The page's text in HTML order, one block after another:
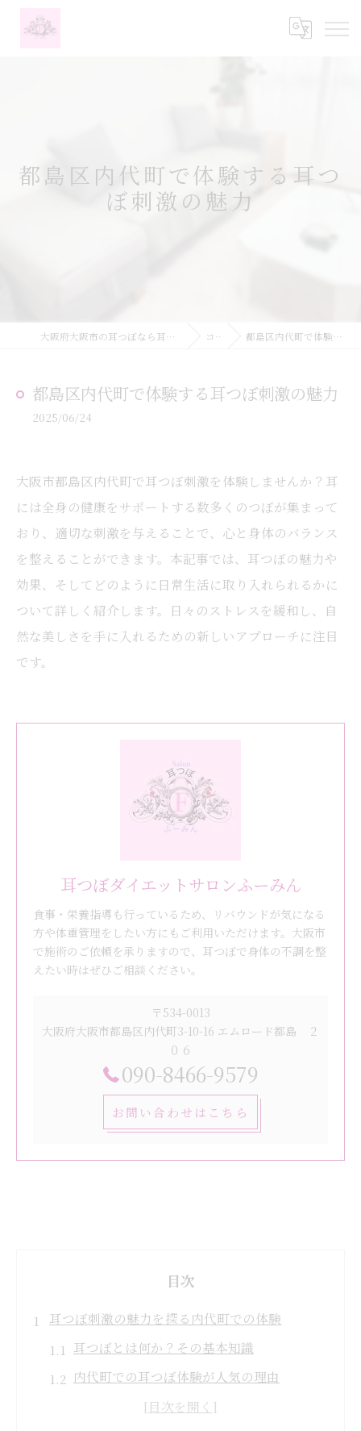
都島区内代町で体験する耳つ
ぼ刺激の魅力
大阪府大阪市の耳つぼなら耳つぼダイエットサロンふーみん コラム 都島区内代町で体験する耳つぼ刺激の魅力
都島区内代町で体験する耳つぼ刺激の魅力
2025/06/24
大阪市都島区内代町で耳つぼ刺激を体験しませんか？耳
には全身の健康をサポートする数多くのつぼが集まって
おり、適切な刺激を与えることで、心と身体のバランス
を整えることができます。本記事では、耳つぼの魅力や
効果、そしてどのように日常生活に取り入れられるかに
ついて詳しく紹介します。日々のストレスを緩和し、自
然な美しさを手に入れるための新しいアプローチに注目
です。
耳つぼダイエットサロンふーみん
食事・栄養指導も行っているため、リバウンドが気になる
方や体重管理をしたい方にもご利用いただけます。大阪市
で施術のご依頼を承りますので、耳つぼで身体の不調を整
えたい時はぜひご相談ください。
〒534-0013
大阪府大阪市都島区内代町3-10-16 エムロード都島 ２
０６
090-8466-9579
お問い合わせはこちら
目次
耳つぼ刺激の魅力を探る内代町での体験
耳つぼとは何か？その基本知識
内代町での耳つぼ体験が人気の理由
耳つぼ刺激で得られるリラクゼーション効